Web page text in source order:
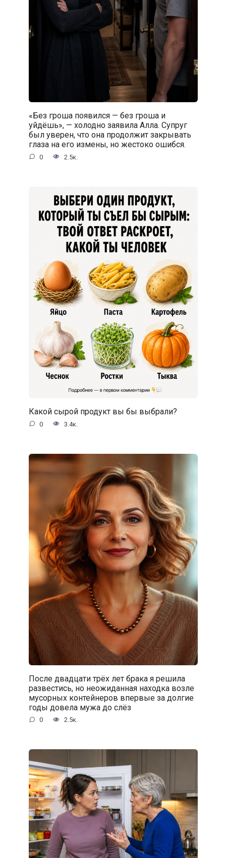
«Без гроша появился — без гроша и
уйдёшь», — холодно заявила Алла. Супруг
был уверен, что она продолжит закрывать
глаза на его измены, но жестоко ошибся.
0 2.5к.
Какой сырой продукт вы бы выбрали?
0 3.4к.
После двадцати трёх лет брака я решила
развестись, но неожиданная находка возле
мусорных контейнеров впервые за долгие
годы довела мужа до слёз
0 2.5к.